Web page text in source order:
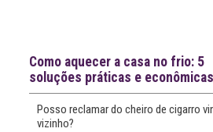
Notícias recentes
Como aquecer a casa no frio: 5
soluções práticas e econômicas
Posso reclamar do cheiro de cigarro
vizinho?